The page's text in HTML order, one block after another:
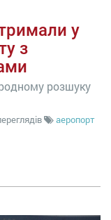
у
з
розшуку
аеропорт